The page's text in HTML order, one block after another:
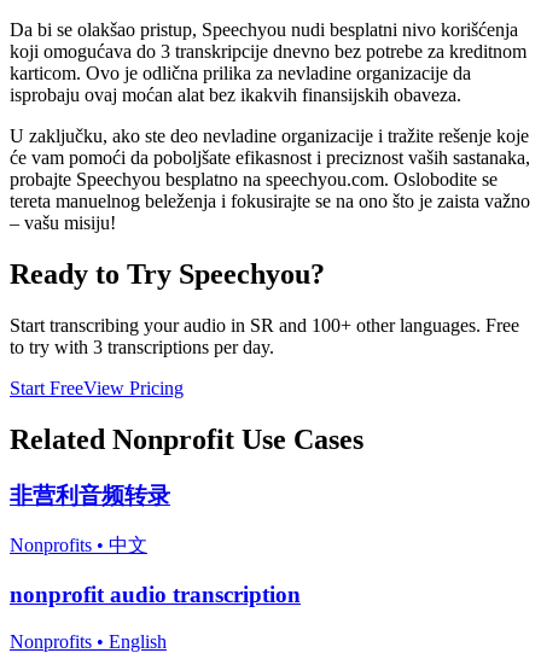
Da bi se olakšao pristup, Speechyou nudi besplatni nivo korišćenja
koji omogućava do 3 transkripcije dnevno bez potrebe za kreditnom
karticom. Ovo je odlična prilika za nevladine organizacije da
isprobaju ovaj moćan alat bez ikakvih finansijskih obaveza.
U zaključku, ako ste deo nevladine organizacije i tražite rešenje koje
će vam pomoći da poboljšate efikasnost i preciznost vaših sastanaka,
probajte Speechyou besplatno na speechyou.com. Oslobodite se
tereta manuelnog beleženja i fokusirajte se na ono što je zaista važno
– vašu misiju!
Ready to Try Speechyou?
Start transcribing your audio in SR and 100+ other languages. Free
to try with 3 transcriptions per day.
Start FreeView Pricing
Related Nonprofit Use Cases
非营利音频转录
Nonprofits • 中文
nonprofit audio transcription
Nonprofits • English